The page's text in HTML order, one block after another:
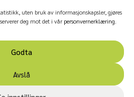
uten bruk av informasjonskapsler, gjøres
deg mot det i vår personvernerklæring
Godta
Avslå
for kultur, helse og
omsorg.